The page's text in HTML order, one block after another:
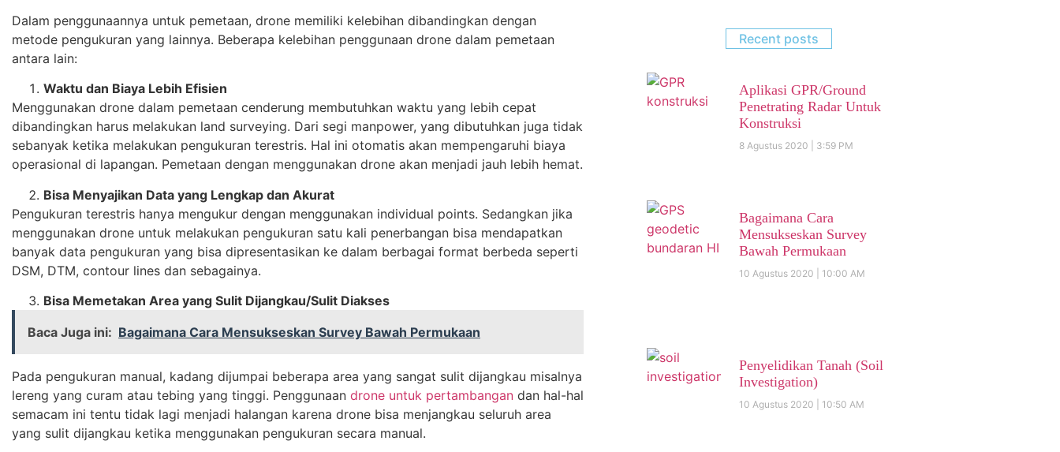
Dalam penggunaannya untuk pemetaan, drone memiliki kelebihan dibandingkan dengan
metode pengukuran yang lainnya. Beberapa kelebihan penggunaan drone dalam pemetaan
antara lain:
Waktu dan Biaya Lebih Efisien
Menggunakan drone dalam pemetaan cenderung membutuhkan waktu yang lebih cepat
dibandingkan harus melakukan land surveying. Dari segi manpower, yang dibutuhkan juga tidak
sebanyak ketika melakukan pengukuran terestris. Hal ini otomatis akan mempengaruhi biaya
operasional di lapangan. Pemetaan dengan menggunakan drone akan menjadi jauh lebih hemat.
Bisa Menyajikan Data yang Lengkap dan Akurat
Pengukuran terestris hanya mengukur dengan menggunakan individual points. Sedangkan jika
menggunakan drone untuk melakukan pengukuran satu kali penerbangan bisa mendapatkan
banyak data pengukuran yang bisa dipresentasikan ke dalam berbagai format berbeda seperti
DSM, DTM, contour lines dan sebagainya.
Bisa Memetakan Area yang Sulit Dijangkau/Sulit Diakses
Baca Juga ini: Bagaimana Cara Mensukseskan Survey Bawah Permukaan
Pada pengukuran manual, kadang dijumpai beberapa area yang sangat sulit dijangkau misalnya
lereng yang curam atau tebing yang tinggi. Penggunaan drone untuk pertambangan dan hal-hal
semacam ini tentu tidak lagi menjadi halangan karena drone bisa menjangkau seluruh area
yang sulit dijangkau ketika menggunakan pengukuran secara manual.
Recent posts
Aplikasi GPR/Ground
Penetrating Radar Untuk
Konstruksi
8 Agustus 2020 3:59 PM
Bagaimana Cara
Mensukseskan Survey
Bawah Permukaan
10 Agustus 2020 10:00 AM
Penyelidikan Tanah (Soil
Investigation)
10 Agustus 2020 10:50 AM